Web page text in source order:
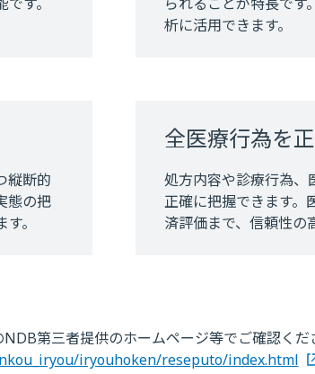
す。
られることが特長です
析に活用できます。
縦断的
態の把
。
全医療行為を
処方内容や診療行為、
正確に把握できます。
済評価まで、信頼性の
第三者提供のホームページ等でご確認くだ
iryouhoken/reseputo/index.html